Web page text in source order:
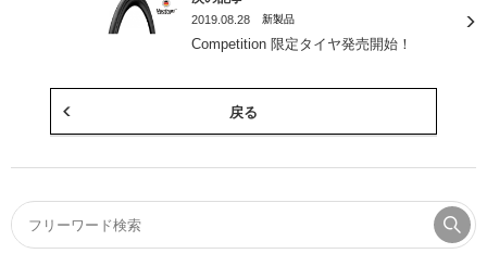
2019.08.28 新製品
Competition 限定タイヤ発売開始！
戻る